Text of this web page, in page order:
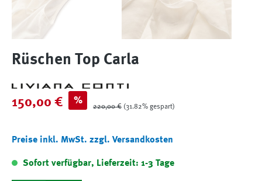
Rüschen Top Carla
Verkaufspreis:
150,00 € %
Regulärer Preis:
220,00 € (31.82% gespart)
Preise inkl. MwSt. zzgl. Versandkosten
Sofort verfügbar, Lieferzeit: 1-3 Tage